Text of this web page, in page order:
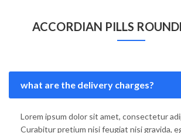
ACCORDIAN PILLS
what are the delivery charges?
Lorem ipsum dolor sit amet, consectetur
Curabitur pretium nisi feugiat nisi gravida,